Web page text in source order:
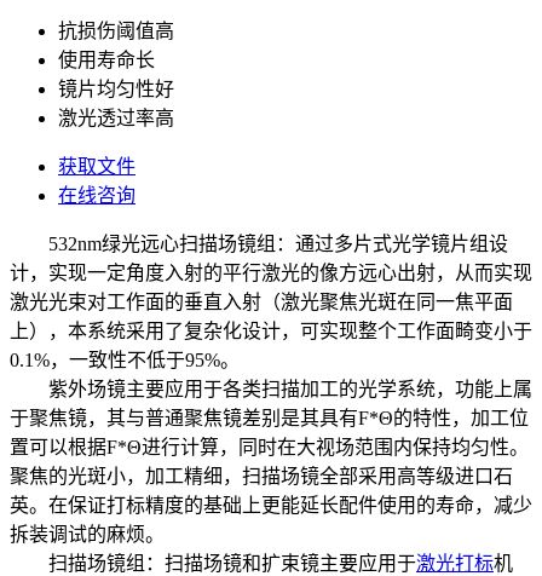
抗损伤阈值高
使用寿命长
镜片均匀性好
激光透过率高
获取文件
在线咨询
532nm绿光远心扫描场镜组：通过多片式光学镜片组设
计，实现一定角度入射的平行激光的像方远心出射，从而实现
激光光束对工作面的垂直入射（激光聚焦光斑在同一焦平面
上），本系统采用了复杂化设计，可实现整个工作面畸变小于
0.1%，一致性不低于95%。
紫外场镜主要应用于各类扫描加工的光学系统，功能上属
于聚焦镜，其与普通聚焦镜差别是其具有F*Θ的特性，加工位
置可以根据F*Θ进行计算，同时在大视场范围内保持均匀性。
聚焦的光斑小，加工精细，扫描场镜全部采用高等级进口石
英。在保证打标精度的基础上更能延长配件使用的寿命，减少
拆装调试的麻烦。
扫描场镜组：扫描场镜和扩束镜主要应用于激光打标机